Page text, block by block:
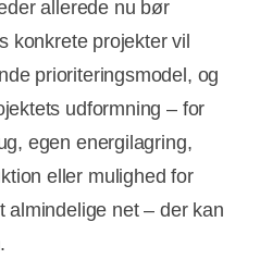
allerede nu bør
konkrete projekter vil
prioriteringsmodel, og
udformning – for
egen energilagring,
eller mulighed for
almindelige net – der kan